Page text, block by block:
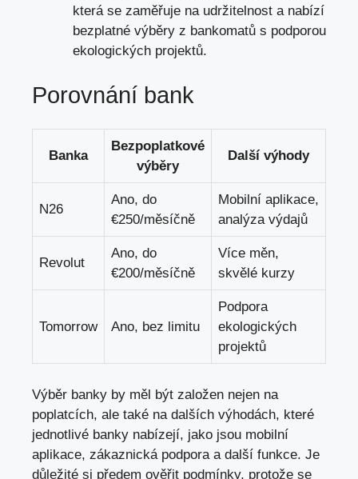
která se zaměřuje na udržitelnost a nabízí
bezplatné výběry z bankomatů s podporou
ekologických projektů.
Porovnání bank
Banka
Bezpoplatkové
výběry
Další výhody
N26
Ano, do
€250/měsíčně
Mobilní aplikace,
analýza výdajů
Revolut
Ano, do
€200/měsíčně
Více měn,
skvělé kurzy
Tomorrow Ano, bez limitu
Podpora
ekologických
projektů
Výběr banky by měl být založen nejen na
poplatcích, ale také na dalších výhodách, které
jednotlivé banky nabízejí, jako jsou mobilní
aplikace, zákaznická podpora a další funkce. Je
důležité si předem ověřit podmínky, protože se